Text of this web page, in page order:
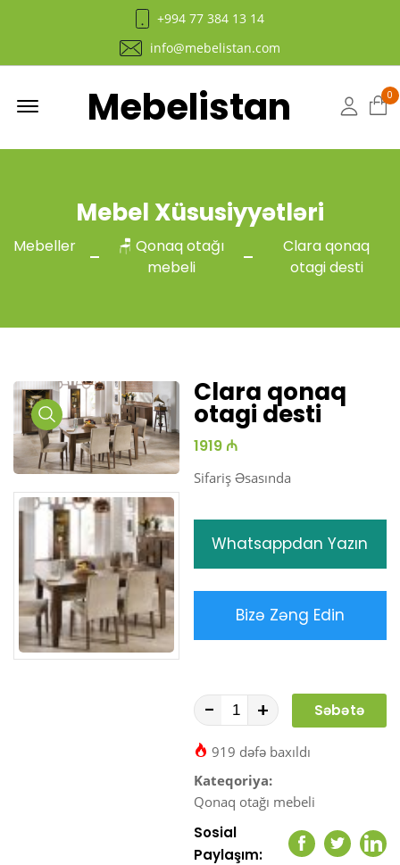
+994 77 384 13 14
info@mebelistan.com
Mebelistan 0
Mebel Xüsusiyyətləri
Mebeller
🪑 Qonaq otağı
mebeli
Clara qonaq
otagi desti
Media
Gallery
Clara qonaq
otagi desti
1919 ₼
Sifariş Əsasında
Whatsappdan Yazın
Bizə Zəng Edin
- +
Səbətə
919 dəfə baxıldı
Kateqoriya:
Qonaq otağı mebeli
Sosial
Paylaşım:
Facebook
Twitter